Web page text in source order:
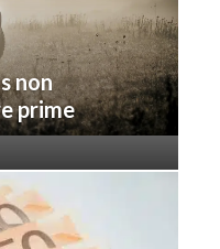
non
prime